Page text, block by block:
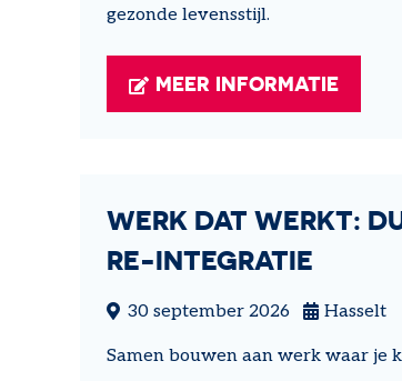
gezonde levensstijl.
MEER INFORMATIE
WERK DAT WERKT:
RE-INTEGRATIE
30 september 2026 Hasselt
Samen bouwen aan werk waar je